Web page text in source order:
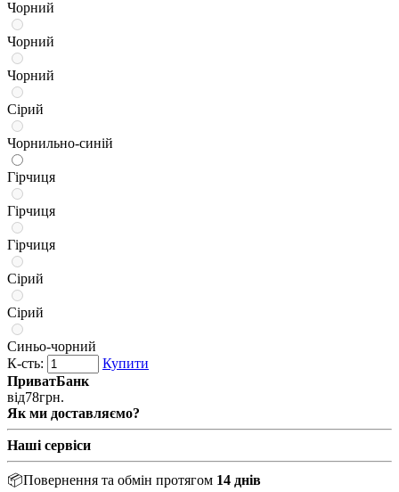
Чорний
Чорний
Чорний
Сірий
Чорнильно-синій
Гірчиця
Гірчиця
Гірчиця
Сірий
Сірий
Синьо-чорний
К-сть:
Купити
ПриватБанк
від78грн.
Як ми доставляємо?
Наші сервіси
📦Повернення та обмін протягом 14 днів